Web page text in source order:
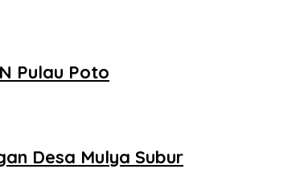
Pulau Poto
Desa Mulya Subur